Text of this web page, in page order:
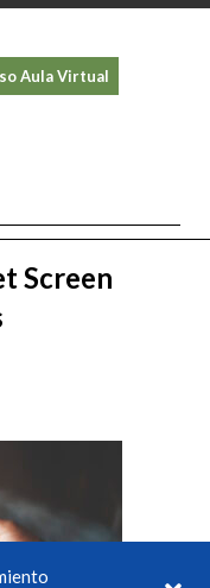
Aula Virtual
Screen